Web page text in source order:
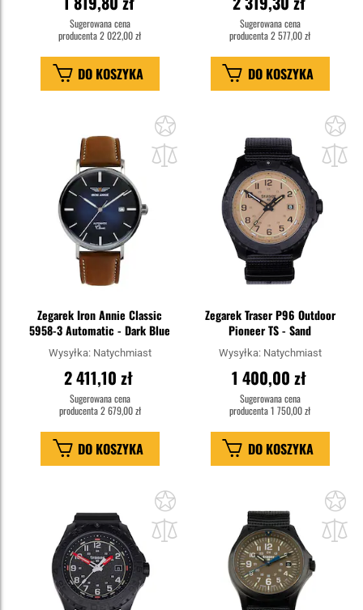
Sugerowana cena
producenta2 022,00 zł
DO KOSZYKA
Sugerowana cena
producenta2 577,00 zł
DO KOSZYKA
do
schowka
Zegarek Iron Annie Classic
5958-3 Automatic - Dark Blue
Wysyłka: Natychmiast
2 411,10 zł
Sugerowana cena
producenta2 679,00 zł
DO KOSZYKA
do
Zegarek Traser P96 Outdoor
Pioneer TS - Sand
Wysyłka: Natychmiast
1 400,00 zł
Sugerowana cena
producenta1 750,00 zł
DO KOSZYKA
do
schowka
do